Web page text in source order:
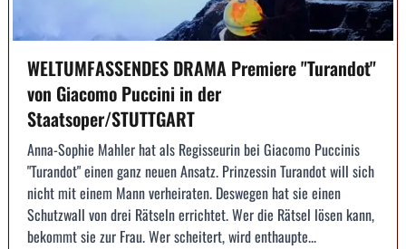
WELTUMFASSENDES DRAMA Premiere "Turandot"
von Giacomo Puccini in der
Staatsoper/STUTTGART
Anna-Sophie Mahler hat als Regisseurin bei Giacomo Puccinis
"Turandot" einen ganz neuen Ansatz. Prinzessin Turandot will sich
nicht mit einem Mann verheiraten. Deswegen hat sie einen
Schutzwall von drei Rätseln errichtet. Wer die Rätsel lösen kann,
bekommt sie zur Frau. Wer scheitert, wird enthaupte...